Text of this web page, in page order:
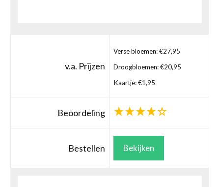
v.a. Prijzen
Verse bloemen: €27,95
Droogbloemen: €20,95
Kaartje: €1,95
Beoordeling
Bestellen Bekijken